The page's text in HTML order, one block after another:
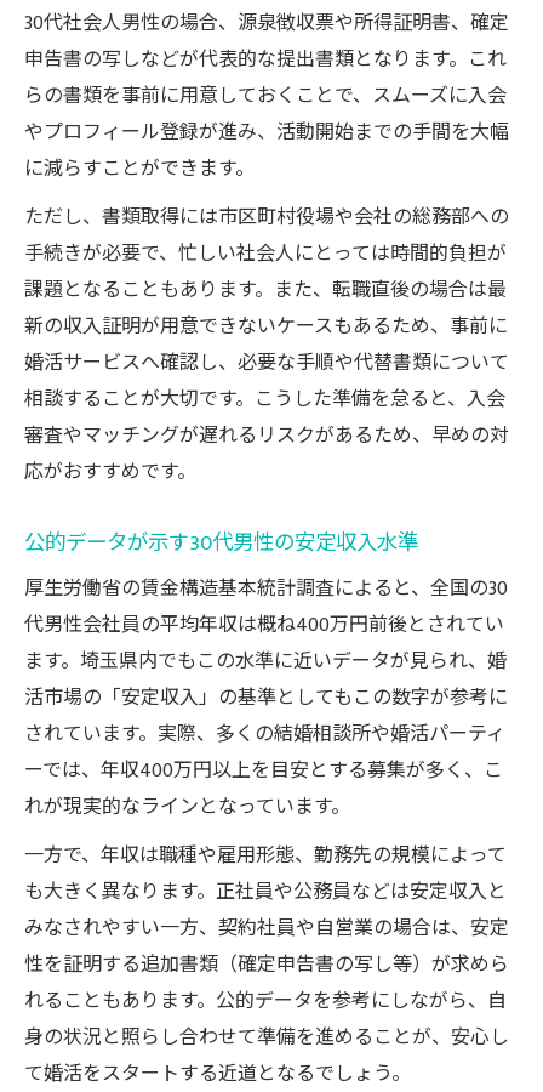
30代社会人男性の場合、源泉徴収票や所得証明書、確定
申告書の写しなどが代表的な提出書類となります。これ
らの書類を事前に用意しておくことで、スムーズに入会
やプロフィール登録が進み、活動開始までの手間を大幅
に減らすことができます。
ただし、書類取得には市区町村役場や会社の総務部への
手続きが必要で、忙しい社会人にとっては時間的負担が
課題となることもあります。また、転職直後の場合は最
新の収入証明が用意できないケースもあるため、事前に
婚活サービスへ確認し、必要な手順や代替書類について
相談することが大切です。こうした準備を怠ると、入会
審査やマッチングが遅れるリスクがあるため、早めの対
応がおすすめです。
公的データが示す30代男性の安定収入水準
厚生労働省の賃金構造基本統計調査によると、全国の30
代男性会社員の平均年収は概ね400万円前後とされてい
ます。埼玉県内でもこの水準に近いデータが見られ、婚
活市場の「安定収入」の基準としてもこの数字が参考に
されています。実際、多くの結婚相談所や婚活パーティ
ーでは、年収400万円以上を目安とする募集が多く、こ
れが現実的なラインとなっています。
一方で、年収は職種や雇用形態、勤務先の規模によって
も大きく異なります。正社員や公務員などは安定収入と
みなされやすい一方、契約社員や自営業の場合は、安定
性を証明する追加書類（確定申告書の写し等）が求めら
れることもあります。公的データを参考にしながら、自
身の状況と照らし合わせて準備を進めることが、安心し
て婚活をスタートする近道となるでしょう。